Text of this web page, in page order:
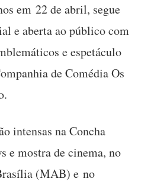
em 22 de abril, segue
e aberta ao público com
e espetáculo
de Comédia Os
intensas na Concha
e mostra de cinema, no
(MAB) e no